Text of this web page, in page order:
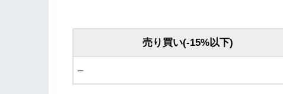
売り買い(-15%以下)
–